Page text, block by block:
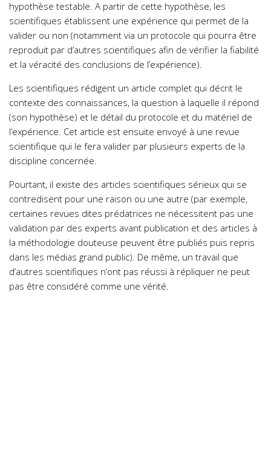
hypothèse testable. A partir de cette hypothèse, les
scientifiques établissent une expérience qui permet de la
valider ou non (notamment via un protocole qui pourra être
reproduit par d’autres scientifiques afin de vérifier la fiabilité
et la véracité des conclusions de l’expérience).
Les scientifiques rédigent un article complet qui décrit le
contexte des connaissances, la question à laquelle il répond
(son hypothèse) et le détail du protocole et du matériel de
l’expérience. Cet article est ensuite envoyé à une revue
scientifique qui le fera valider par plusieurs experts de la
discipline concernée.
Pourtant, il existe des articles scientifiques sérieux qui se
contredisent pour une raison ou une autre (par exemple,
certaines revues dites prédatrices ne nécessitent pas une
validation par des experts avant publication et des articles à
la méthodologie douteuse peuvent être publiés puis repris
dans les médias grand public). De même, un travail que
d’autres scientifiques n’ont pas réussi à répliquer ne peut
pas être considéré comme une vérité.